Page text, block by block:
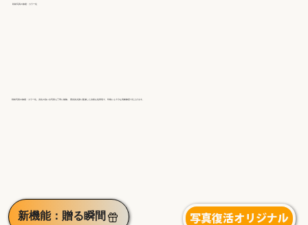
写真復活オリジナル
新機能：贈る瞬間
戦前写真の修復・カラー化。劣化の強い古写真も丁寧に補修。 歴史的文脈に配慮した自然な色再現で、印刷にも十分な高解像度で仕上げます。
戦前写真の修復・カラー化